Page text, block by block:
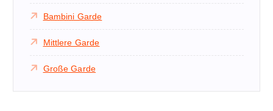
Bambini Garde
Mittlere Garde
Große Garde